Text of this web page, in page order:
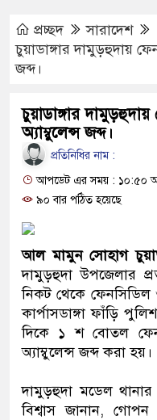
প্রচ্ছদ
সারাদেশ
চুয়াডাঙ্গার দামুড়হুদায়
জব্দ।
চুয়াডাঙ্গার
অ্যাম্বুলেন্স জব্দ।
প্রতিনিধির নাম :
আপডেট এর সময় : ১০:৫০
৯০ বার পঠিত হয়েছে
আল মামুন সোহাগ
দামুড়হুদা উপজেলার
নিকট থেকে ফেনসিডিল
কার্পাসডাঙ্গা ফাঁড়ি
দিকে ১ শ বোতল
অ্যাম্বুলেন্স জব্দ করা হয়।
দামুড়হুদা মডেল থানার
বিশ্বাস জানান,